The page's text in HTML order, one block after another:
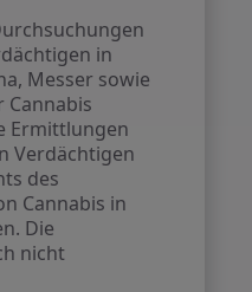
in
Messer sowie
Ermittlungen
Verdächtigen
des
Cannabis in
Die
nicht